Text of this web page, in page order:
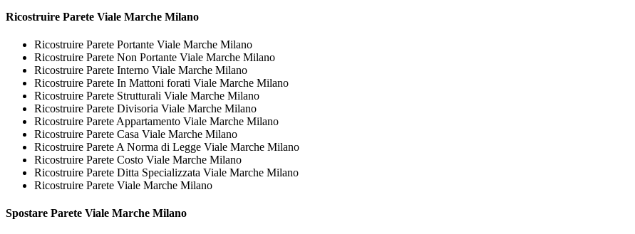
Ricostruire Parete Viale Marche Milano
Ricostruire Parete Portante Viale Marche Milano
Ricostruire Parete Non Portante Viale Marche Milano
Ricostruire Parete Interno Viale Marche Milano
Ricostruire Parete In Mattoni forati Viale Marche Milano
Ricostruire Parete Strutturali Viale Marche Milano
Ricostruire Parete Divisoria Viale Marche Milano
Ricostruire Parete Appartamento Viale Marche Milano
Ricostruire Parete Casa Viale Marche Milano
Ricostruire Parete A Norma di Legge Viale Marche Milano
Ricostruire Parete Costo Viale Marche Milano
Ricostruire Parete Ditta Specializzata Viale Marche Milano
Ricostruire Parete Viale Marche Milano
Spostare Parete Viale Marche Milano